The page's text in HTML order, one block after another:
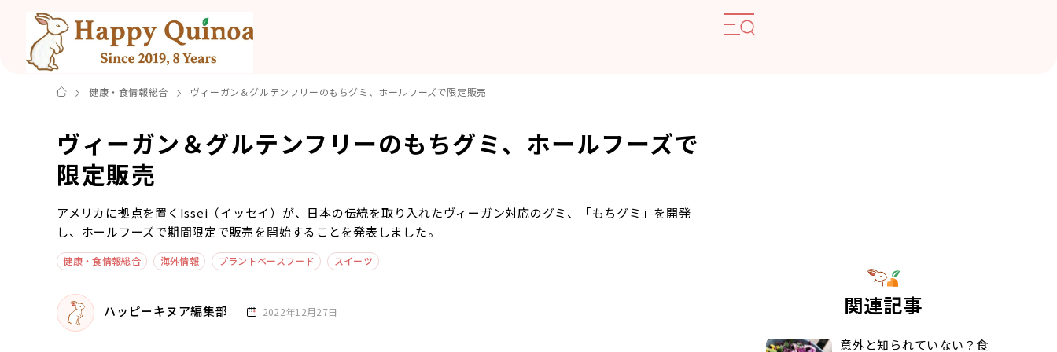
健康・食情報総合 ヴィーガン＆グルテンフリーのもちグミ、ホールフーズで限定販売
ヴィーガン＆グルテンフリーのもちグミ、ホールフーズで
限定販売
アメリカに拠点を置くIssei（イッセイ）が、日本の伝統を取り入れたヴィーガン対応のグミ、「もちグミ」を開発
し、ホールフーズで期間限定で販売を開始することを発表しました。
健康・食情報総合 海外情報 プラントベースフード スイーツ
ハッピーキヌア編集部 2022年12月27日 関連記事
意外と知られていない？食